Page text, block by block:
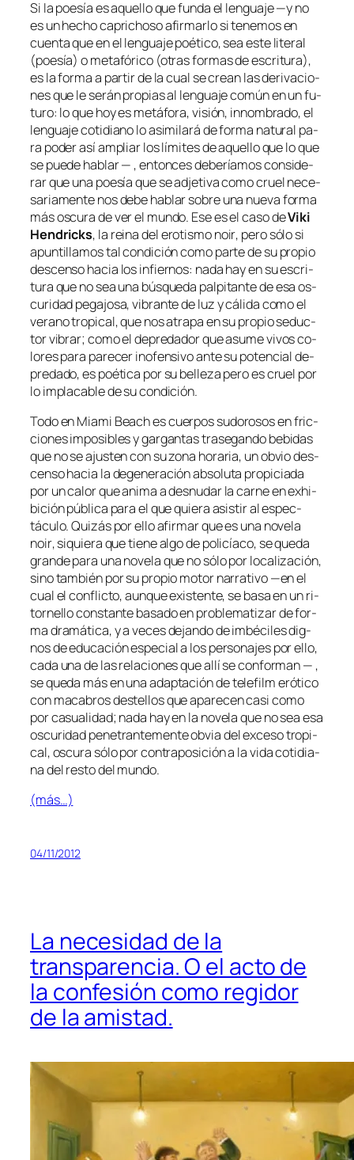
Si la poe­sía es aque­llo que fun­da el len­gua­je —y no
es un he­cho ca­pri­cho­so afir­mar­lo si te­ne­mos en
cuen­ta que en el len­gua­je poé­ti­co, sea es­te li­te­ral
(poe­sía) o me­ta­fó­ri­co (otras for­mas de es­cri­tu­ra),
es la for­ma a par­tir de la cual se crean las de­ri­va­cio­
nes que le se­rán pro­pias al len­gua­je co­mún en un fu­
tu­ro: lo que hoy es me­tá­fo­ra, vi­sión, in­nom­bra­do, el
len­gua­je co­ti­diano lo asi­mi­la­rá de for­ma na­tu­ral pa­
ra po­der así am­pliar los lí­mi­tes de aque­llo que lo que
se pue­de ha­blar — , en­ton­ces de­be­ría­mos con­si­de­
rar que una poe­sía que se ad­je­ti­va co­mo cruel ne­ce­
sa­ria­men­te nos de­be ha­blar so­bre una nue­va for­ma
más os­cu­ra de ver el mun­do. Ese es el ca­so deViki
Hendricks, la rei­na delero­tis­mo noir, pe­ro só­lo si
apun­ti­lla­mos tal con­di­ción co­mo par­te de su pro­pio
des­cen­so ha­cia los in­fier­nos: na­da hay en su es­cri­
tu­ra que no sea una bús­que­da pal­pi­tan­te de esa os­
cu­ri­dad pe­ga­jo­sa, vi­bran­te de luz y cá­li­da co­mo el
ve­rano tro­pi­cal, que nos atra­pa en su pro­pio se­duc­
tor vi­brar; co­mo el de­pre­da­dor que asu­me vi­vos co­
lo­res pa­ra pa­re­cer ino­fen­si­vo an­te su po­ten­cial de­
pre­da­do, es poé­ti­ca por su be­lle­za pe­ro es cruel por
lo im­pla­ca­ble de su condición.
Todo enMiami Beaches cuer­pos su­do­ro­sos en fric­
cio­nes im­po­si­bles y gar­gan­tas tra­se­gan­do be­bi­das
que no se ajus­ten con su zo­na ho­ra­ria, un ob­vio des­
cen­so ha­cia la de­ge­ne­ra­ción ab­so­lu­ta pro­pi­cia­da
por un ca­lor que ani­ma a des­nu­dar la car­ne en exhi­
bi­ción pú­bli­ca pa­ra el que quie­ra asis­tir al es­pec­
tácu­lo. Quizás por ello afir­mar que es una no­ve­la
noir, si­quie­ra que tie­ne al­go de po­li­cía­co, se que­da
gran­de pa­ra una no­ve­la que no só­lo por lo­ca­li­za­ción,
sino tam­bién por su pro­pio mo­tor na­rra­ti­vo —en el
cual el con­flic­to, aun­que exis­ten­te, se ba­sa en unri­
tor­ne­llocons­tan­te ba­sa­do en pro­ble­ma­ti­zar de for­
ma dra­má­ti­ca, y a ve­ces de­jan­do de im­bé­ci­les dig­
nos de edu­ca­ción es­pe­cial a los per­so­na­jes por ello,
ca­da una de las re­la­cio­nes que allí se con­for­man — ,
se que­da más en una adap­ta­ción dete­le­filmeró­ti­co
con ma­ca­bros des­te­llos que apa­re­cen ca­si co­mo
por ca­sua­li­dad; na­da hay en la no­ve­la que no sea esa
os­cu­ri­dad pe­ne­tran­te­men­te ob­via del ex­ce­so tro­pi­
cal, os­cu­ra só­lo por con­tra­po­si­ción a la vi­da co­ti­dia­
na del res­to del mundo.
(más…)
04/11/2012
La necesidad de la
transparencia. O el acto de
la confesión como regidor
de la amistad.